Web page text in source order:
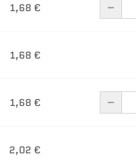
1,68 €
1,68 €
1,68 €
2,02 €